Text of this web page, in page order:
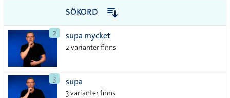
till
alla i
lista
PDF
SÖKORD
2 supa mycket
2 varianter finns
3 supa
3 varianter finns